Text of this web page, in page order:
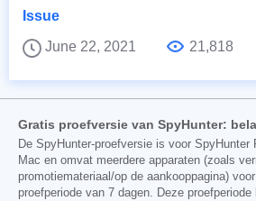
Issue
June 22, 2021
21,818
Gratis proefversie van SpyHunter:
De SpyHunter-proefversie is voor SpyHunter
Mac en omvat meerdere apparaten (zoals
promotiemateriaal/op de aankooppagina)
proefperiode van 7 dagen. Deze proefperiode